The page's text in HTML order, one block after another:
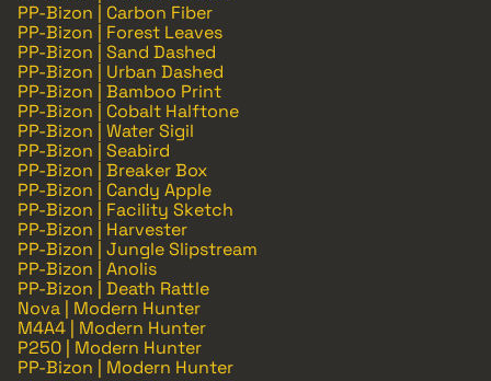
PP-Bizon | Carbon Fiber
PP-Bizon | Forest Leaves
PP-Bizon | Sand Dashed
PP-Bizon | Urban Dashed
PP-Bizon | Bamboo Print
PP-Bizon | Cobalt Halftone
PP-Bizon | Water Sigil
PP-Bizon | Seabird
PP-Bizon | Breaker Box
PP-Bizon | Candy Apple
PP-Bizon | Facility Sketch
PP-Bizon | Harvester
PP-Bizon | Jungle Slipstream
PP-Bizon | Anolis
PP-Bizon | Death Rattle
Nova | Modern Hunter
M4A4 | Modern Hunter
P250 | Modern Hunter
PP-Bizon | Modern Hunter